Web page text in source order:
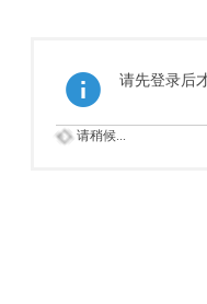
请先登录后
请稍候...